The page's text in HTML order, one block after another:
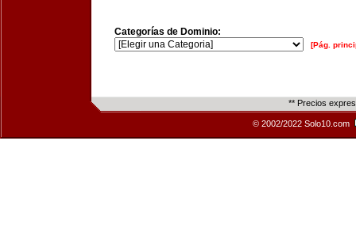
Categorías de Dominio:
[Pág.
** Precios
© 2002/2022 Solo10.com